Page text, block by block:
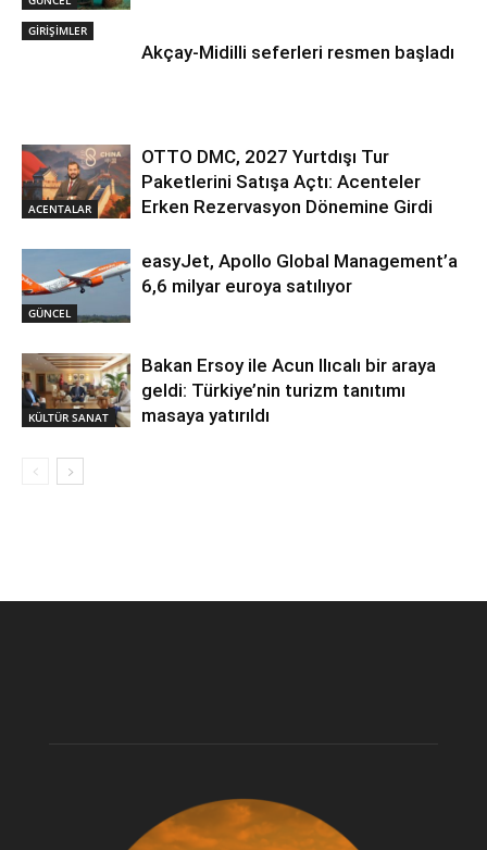
GİRİŞİMLER
Akçay-Midilli seferleri resmen başladı
ACENTALAR
OTTO DMC, 2027 Yurtdışı Tur
Paketlerini Satışa Açtı: Acenteler
Erken Rezervasyon Dönemine Girdi
GÜNCEL
easyJet, Apollo Global Management’a
6,6 milyar euroya satılıyor
KÜLTÜR SANAT
Bakan Ersoy ile Acun Ilıcalı bir araya
geldi: Türkiye’nin turizm tanıtımı
masaya yatırıldı